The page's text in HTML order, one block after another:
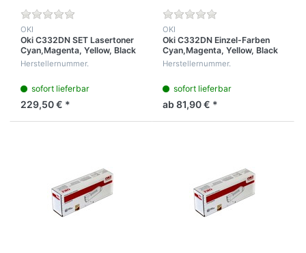
OKI
Oki C332DN SET Lasertoner
Cyan,Magenta, Yellow, Black
Original ColorToner Kartusche
Herstellernummer.
sofort lieferbar
229,50 € *
OKI
Oki C332DN Einzel-Farben
Cyan,Magenta, Yellow, Black
Original LaserToner Kartusche
Herstellernummer.
sofort lieferbar
ab 81,90 € *